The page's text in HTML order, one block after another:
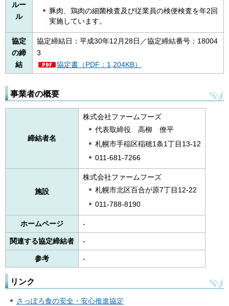
ルー
ル
豚肉、鶏肉の細菌検査及び従業員の検便検査を年2回
実施しています。
協定
の締
結
協定締結日：平成30年12月28日／協定締結番号：18004
3
協定書（PDF：1,204KB）
事業者の概要
締結者名
株式会社ファームフーズ
代表取締役 高柳 僚平
札幌市手稲区稲穂1条1丁目13-12
011-681-7266
施設
株式会社ファームフーズ
札幌市北区百合が原7丁目12-22
011-788-8190
ホームページ -
関連する協定締結者 -
参考 -
リンク
さっぽろ食の安全・安心推進協定